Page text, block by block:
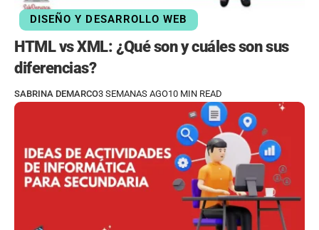
DISEÑO Y DESARROLLO WEB
HTML vs XML: ¿Qué son y cuáles son sus
diferencias?
SABRINA DEMARCO3 SEMANAS AGO10 MIN READ